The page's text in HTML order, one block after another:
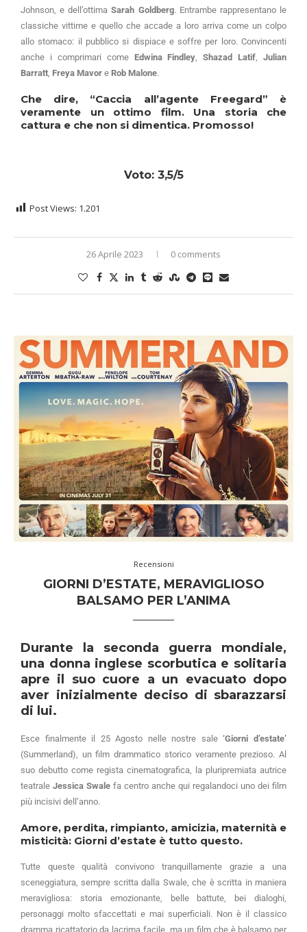
Johnson, e dell’ottimaSarah Goldberg. Entrambe rappresentano le
classiche vittime e quello che accade a loro arriva come un colpo
allo stomaco: il pubblico si dispiace e soffre per loro. Convincenti
anche i comprimari come Edwina Findley ,Shazad Latif
Julian
Barratt Freya Mavor e Rob Malone.
Che dire, “Caccia all’agente Freegard” è
veramente un ottimo film. Una storia che
cattura e che non si dimentica. Promosso!
Voto: 3,5/5
Post Views: 1.201
26 Aprile 2023 0 comments
Recensioni
GIORNI D’ESTATE, MERAVIGLIOSO
BALSAMO PER L’ANIMA
Durante la seconda guerra mondiale,
una donna inglese scorbutica e solitaria
apre il suo cuore a un evacuato dopo
aver inizialmente deciso di sbarazzarsi
di lui.
Esce finalmente il 25 Agosto nelle nostre sale‘Giorni d’estate’
(Summerland), un film drammatico storico veramente prezioso. Al
suo debutto come regista cinematografica, la pluripremiata autrice
teatrale Jessica Swale fa centro anche qui regalandoci uno dei film
più incisivi dell’anno.
Amore, perdita, rimpianto, amicizia, maternità e
misticità: Giorni d’estate è tutto questo.
Tutte queste qualità convivono tranquillamente grazie a una
sceneggiatura, sempre scritta dalla Swale, che è scritta in maniera
meravigliosa: storia emozionante, belle battute, bei dialoghi,
personaggi molto sfaccettati e mai superficiali. Non è il classico
dramma ricattatorio da lacrima facile, ma un film che è balsamo per